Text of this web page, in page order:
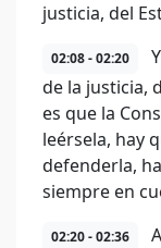
justicia, del
02:08 - 02:20
de la justicia,
es que la
leérsela, hay
defenderla,
siempre en
02:20 - 02:36